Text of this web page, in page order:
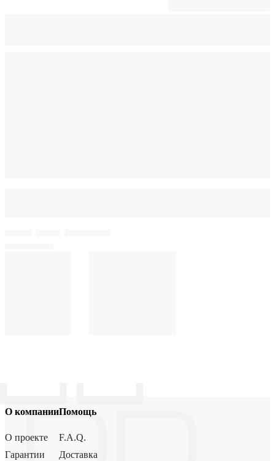
О компании
О проекте
Гарантии
Помощь
F.A.Q.
Доставка